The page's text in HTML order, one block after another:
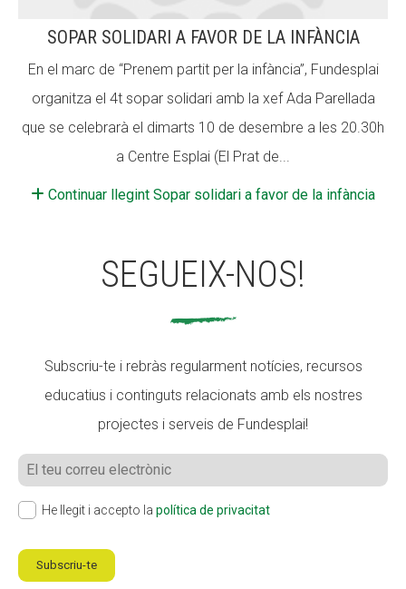
SOPAR SOLIDARI A FAVOR DE LA INFÀNCIA
En el marc de “Prenem partit per la infància”, Fundesplai
organitza el 4t sopar solidari amb la xef Ada Parellada
que se celebrarà el dimarts 10 de desembre a les 20.30h
a Centre Esplai (El Prat de...
Continuar llegint Sopar solidari a favor de la infància
SEGUEIX-NOS!
Subscriu-te i rebràs regularment notícies, recursos
educatius i continguts relacionats amb els nostres
projectes i serveis de Fundesplai!
He llegit i accepto la política de privacitat
Subscriu-te